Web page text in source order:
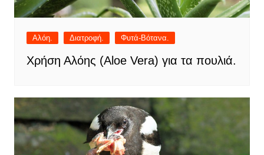
Αλόη. Διατροφή. Φυτά-Βότανα.
Χρήση Αλόης (Aloe Vera) για τα πουλιά.